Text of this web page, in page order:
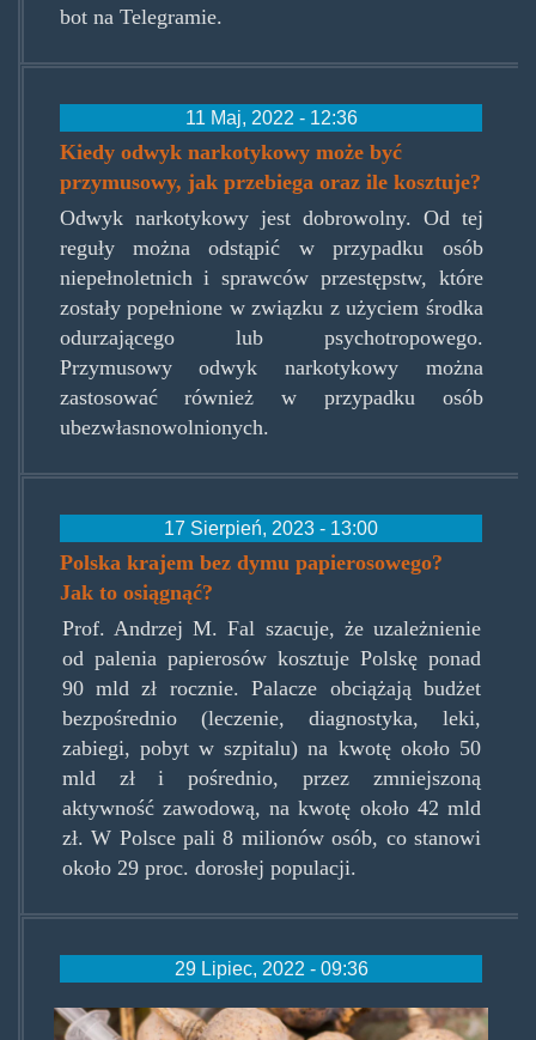
bot na Telegramie.
11 Maj, 2022 - 12:36
Kiedy odwyk narkotykowy może być
przymusowy, jak przebiega oraz ile kosztuje?
Odwyk narkotykowy jest dobrowolny. Od tej
reguły można odstąpić w przypadku osób
niepełnoletnich i sprawców przestępstw, które
zostały popełnione w związku z użyciem środka
odurzającego lub psychotropowego.
Przymusowy odwyk narkotykowy można
zastosować również w przypadku osób
ubezwłasnowolnionych.
17 Sierpień, 2023 - 13:00
Polska krajem bez dymu papierosowego?
Jak to osiągnąć?
Prof. Andrzej M. Fal szacuje, że uzależnienie
od palenia papierosów kosztuje Polskę ponad
90 mld zł rocznie. Palacze obciążają budżet
bezpośrednio (leczenie, diagnostyka, leki,
zabiegi, pobyt w szpitalu) na kwotę około 50
mld zł i pośrednio, przez zmniejszoną
aktywność zawodową, na kwotę około 42 mld
zł. W Polsce pali 8 milionów osób, co stanowi
około 29 proc. dorosłej populacji.
29 Lipiec, 2022 - 09:36
morfina_0-